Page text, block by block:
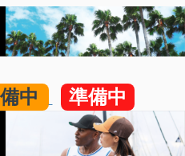
中 準備中